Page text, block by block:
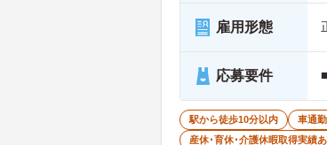
雇用形態
応募要件
駅から徒歩10分以内 車通
産休･育休･介護休暇取得実績あ